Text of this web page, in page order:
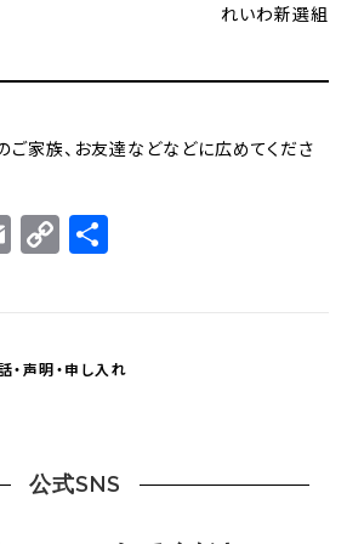
れいわ新選組
ご家族、お友達などなどに広めてくださ
Email
Copy
・声明・申し入れ
公式SNS